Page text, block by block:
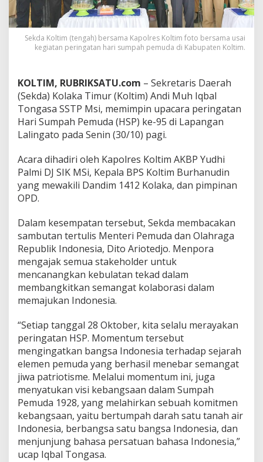
P
e
m
u
d
i
K
o
l
t
i
:
S
e
m
g
a
t
K
o
l
b
o
a
s
u
n
t
u
k
M
a
j
u
k
Sekda Koltim (tengah) bersama Kapolres Koltim foto bersama usai
kegiatan peringatan hari sumpah pemuda di Kabupaten Koltim.
KOLTIM, RUBRIKSATU.com – Sekretaris Daerah
(Sekda) Kolaka Timur (Koltim) Andi Muh Iqbal
Tongasa SSTP Msi, memimpin upacara peringatan
Hari Sumpah Pemuda (HSP) ke-95 di Lapangan
Lalingato pada Senin (30/10) pagi.
Acara dihadiri oleh Kapolres Koltim AKBP Yudhi
Palmi DJ SIK MSi, Kepala BPS Koltim Burhanudin
yang mewakili Dandim 1412 Kolaka, dan pimpinan
OPD.
Dalam kesempatan tersebut, Sekda membacakan
sambutan tertulis Menteri Pemuda dan Olahraga
Republik Indonesia, Dito Ariotedjo. Menpora
mengajak semua stakeholder untuk
mencanangkan kebulatan tekad dalam
membangkitkan semangat kolaborasi dalam
memajukan Indonesia.
“Setiap tanggal 28 Oktober, kita selalu merayakan
peringatan HSP. Momentum tersebut
mengingatkan bangsa Indonesia terhadap sejarah
elemen pemuda yang berhasil menebar semangat
jiwa patriotisme. Melalui momentum ini, juga
menyatukan visi kebangsaan dalam Sumpah
Pemuda 1928, yang melahirkan sebuah komitmen
kebangsaan, yaitu bertumpah darah satu tanah air
Indonesia, berbangsa satu bangsa Indonesia, dan
menjunjung bahasa persatuan bahasa Indonesia,”
ucap Iqbal Tongasa.